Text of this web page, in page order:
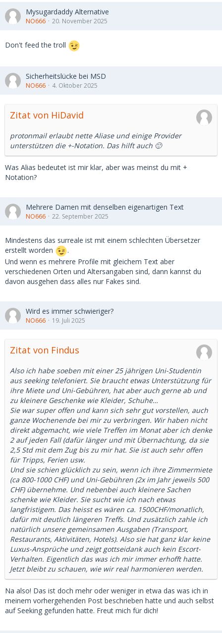
Mysugardaddy Alternative
NO666 20. November 2025
Don't feed the troll
Sicherheitslücke bei MSD
NO666 4. Oktober 2025
Zitat von HiDavid
protonmail erlaubt nette Aliase und einige Provider
unterstützen die +-Notation. Das hilft auch 🙂
Was Alias bedeutet ist mir klar, aber was meinst du mit +
Notation?
Mehrere Damen mit denselben eigenartigen Text
NO666 22. September 2025
Mindestens das surreale ist mit einem schlechten Übersetzer
erstellt worden
.
Und wenn es mehrere Profile mit gleichem Text aber
verschiedenen Orten und Altersangaben sind, dann kannst du
davon ausgehen dass alles nur Fakes sind.
Wird es immer schwieriger?
NO666 19. Juli 2025
Zitat von Findus
Also ich habe soeben mit einer 25 jährigen Uni-Studentin
aus seeking telefoniert. Sie braucht etwas Unterstützung für
ihre Miete und Uni-Gebühren, hat aber auch gerne ab und
zu kleinere Geschenke wie Kleider, Schuhe…
Sie war super offen und kann sich sehr gut vorstellen, auch
ganze Wochenende bei mir zu verbringen. Wir haben nicht
direkt abgemacht, wie viele Treffen im Monat aber ich denke
2 auf jeden Fall (dafür länger und mit Übernachtung, da sie
2,5 Std mit dem Zug bis zu mir hat. Sie ist auch sehr offen
für Tripps, Ferien usw.
Und sie schien glücklich zu sein, wenn ich ihre Zimmermiete
(ca 800-1000 CHF) und Uni-Gebühren (2x im Jahr jeweils 500
CHF) übernehme. Und nebenbei auch kleinere Sachen
schenke wie Kleider. Sie sucht wie ich nach etwas
langfristigem. Das heisst es wären ca. 1500CHF/monatlich,
dafür mit deutlich längeren Treffs. Und zusätzlich zahle ich
natürlich unsere gemeinsamen Ausgaben (Transport,
Restaurants, Aktivitäten, Hotels). Also sie hat ganz klar keine
Luxus-Ansprüche und zeigt gottseidank auch kein Escort-
Verhalten. Eigentlich das was ich mir immer erhofft hatte.
Jetzt bleibt zu schauen, wie wir real harmonieren werden.
Na also! Das ist doch mehr oder weniger in etwa das was ich in
meinem vorhergehenden Post beschrieben hatte und auch selbst
auf Seeking gefunden hatte. Freut mich für dich!